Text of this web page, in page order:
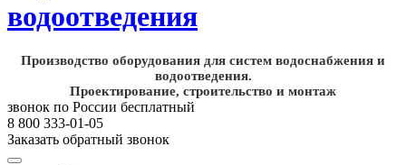
Производство оборудования для систем водоснабжения и
водоотведения.
Проектирование, строительство и монтаж
звонок по России бесплатный
8 800 333-01-05
Заказать обратный звонок